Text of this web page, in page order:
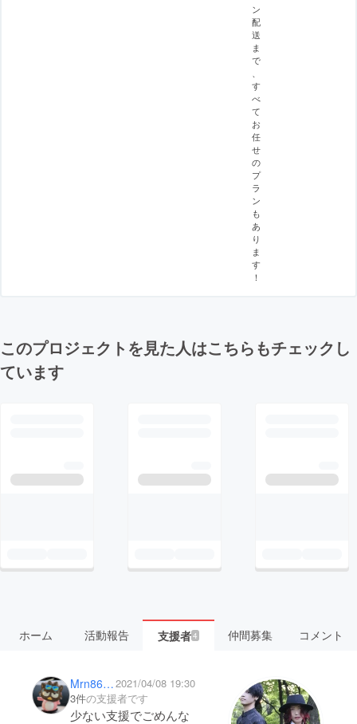
ン
配
送
ま
で
す
べ
て
お
任
せ
の
プ
ラ
ン
も
あ
り
ま
す
！
このプロジェクトを見た人はこちらもチェックし
ています
ホーム 活動報告 支援者4 仲間募集 コメント
Mrn86002021/04/08 19:30
3件の支援者です
少ない支援でごめんな